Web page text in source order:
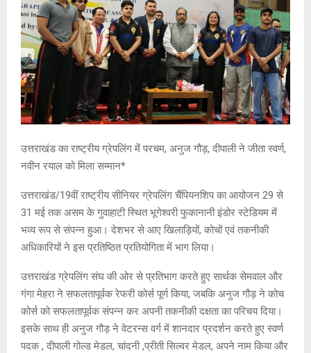
उत्तराखंड का राष्ट्रीय ग्रेपलिंग में परचम, अनुज गौड़, दीपाली ने जीता स्वर्ण,
नवीन रयाल को मिला सम्मान*
उत्तराखंड/19वीं राष्ट्रीय सीनियर ग्रेपलिंग चैंपियनशिप का आयोजन 29 से
31 मई तक असम के गुवाहाटी स्थित भूगेश्वरी फुकानानी इंडोर स्टेडियम में
भव्य रूप से संपन्न हुआ। देशभर से आए खिलाड़ियों, कोचों एवं तकनीकी
अधिकारियों ने इस प्रतिष्ठित प्रतियोगिता में भाग लिया।
उत्तराखंड ग्रेपलिंग संघ की ओर से प्रतिभाग करते हुए सार्थक सेमवाल और
गंगा मेहरा ने सफलतापूर्वक रेफरी कोर्स पूर्ण किया, जबकि अनुज गौड़ ने कोच
कोर्स को सफलतापूर्वक संपन्न कर अपनी तकनीकी दक्षता का परिचय दिया।
इसके साथ ही अनुज गौड़ ने वेटरन्स वर्ग में शानदार प्रदर्शन करते हुए स्वर्ण
पदक , दीपाली गोल्ड मेडल, चांदनी ,प्रीती सिल्वर मेडल, अपने नाम किया और